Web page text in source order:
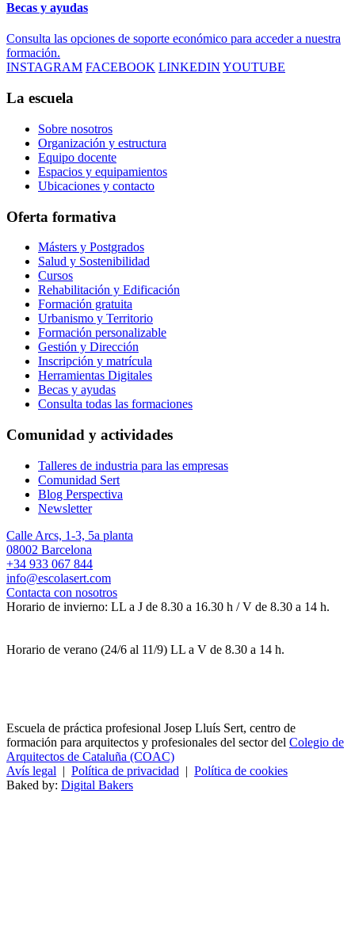
Becas y ayudas
Consulta las opciones de soporte económico para acceder a nuestra
formación.
INSTAGRAM FACEBOOK LINKEDIN YOUTUBE
La escuela
Sobre nosotros
Organización y estructura
Equipo docente
Espacios y equipamientos
Ubicaciones y contacto
Oferta formativa
Másters y Postgrados
Salud y Sostenibilidad
Cursos
Rehabilitación y Edificación
Formación gratuita
Urbanismo y Territorio
Formación personalizable
Gestión y Dirección
Inscripción y matrícula
Herramientas Digitales
Becas y ayudas
Consulta todas las formaciones
Comunidad y actividades
Talleres de industria para las empresas
Comunidad Sert
Blog Perspectiva
Newsletter
Calle Arcs, 1-3, 5a planta
08002 Barcelona
+34 933 067 844
info@escolasert.com
Contacta con nosotros
Horario de invierno: LL a J de 8.30 a 16.30 h / V de 8.30 a 14 h.
Horario de verano (24/6 al 11/9) LL a V de 8.30 a 14 h.
Escuela de práctica profesional Josep Lluís Sert, centro de
formación para arquitectos y profesionales del sector del Colegio de
Arquitectos de Cataluña (COAC)
Avís legal | Política de privacidad | Política de cookies
Baked by: Digital Bakers